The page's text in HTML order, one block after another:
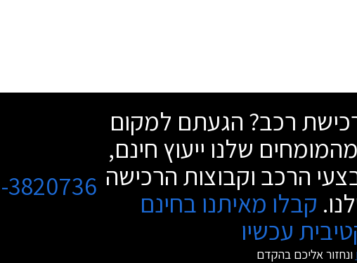
רכב? הגעתם למקום
שלנו ייעוץ חינם,
הרכב וקבוצות הרכישה
קבלו מאיתנו בחינם
עכשיו
ונחזור אליכם בהקדם
3820736